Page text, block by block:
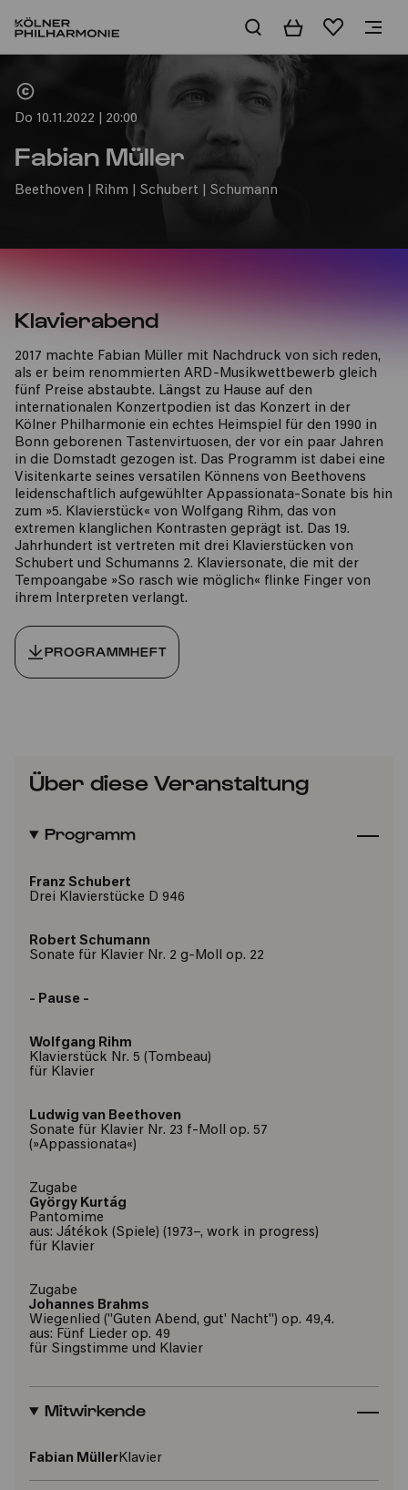
WarenkorbMerkliste
Do 10.11.2022 | 20:00
Fabian Müller
Beethoven | Rihm | Schubert | Schumann
Klavierabend
2017 machte Fabian Müller mit Nachdruck von sich reden,
als er beim renommierten ARD-Musikwettbewerb gleich
fünf Preise abstaubte. Längst zu Hause auf den
internationalen Konzertpodien ist das Konzert in der
Kölner Philharmonie ein echtes Heimspiel für den 1990 in
Bonn geborenen Tastenvirtuosen, der vor ein paar Jahren
in die Domstadt gezogen ist. Das Programm ist dabei eine
Visitenkarte seines versatilen Könnens von Beethovens
leidenschaftlich aufgewühlter Appassionata-Sonate bis hin
zum »5. Klavierstück« von Wolfgang Rihm, das von
extremen klanglichen Kontrasten geprägt ist. Das 19.
Jahrhundert ist vertreten mit drei Klavierstücken von
Schubert und Schumanns 2. Klaviersonate, die mit der
Tempoangabe »So rasch wie möglich« flinke Finger von
ihrem Interpreten verlangt.
PROGRAMMHEFT
Über diese Veranstaltung
Programm
Franz Schubert
Drei Klavierstücke D 946
Robert Schumann
Sonate für Klavier Nr. 2 g-Moll op. 22
- Pause -
Wolfgang Rihm
Klavierstück Nr. 5 (Tombeau)
für Klavier
Ludwig van Beethoven
Sonate für Klavier Nr. 23 f-Moll op. 57
(»Appassionata«)
Zugabe
György Kurtág
Pantomime
aus: Játékok (Spiele) (1973–, work in progress)
für Klavier
Zugabe
Johannes Brahms
Wiegenlied ("Guten Abend, gut' Nacht") op. 49,4.
aus: Fünf Lieder op. 49
für Singstimme und Klavier
Mitwirkende
Fabian MüllerKlavier